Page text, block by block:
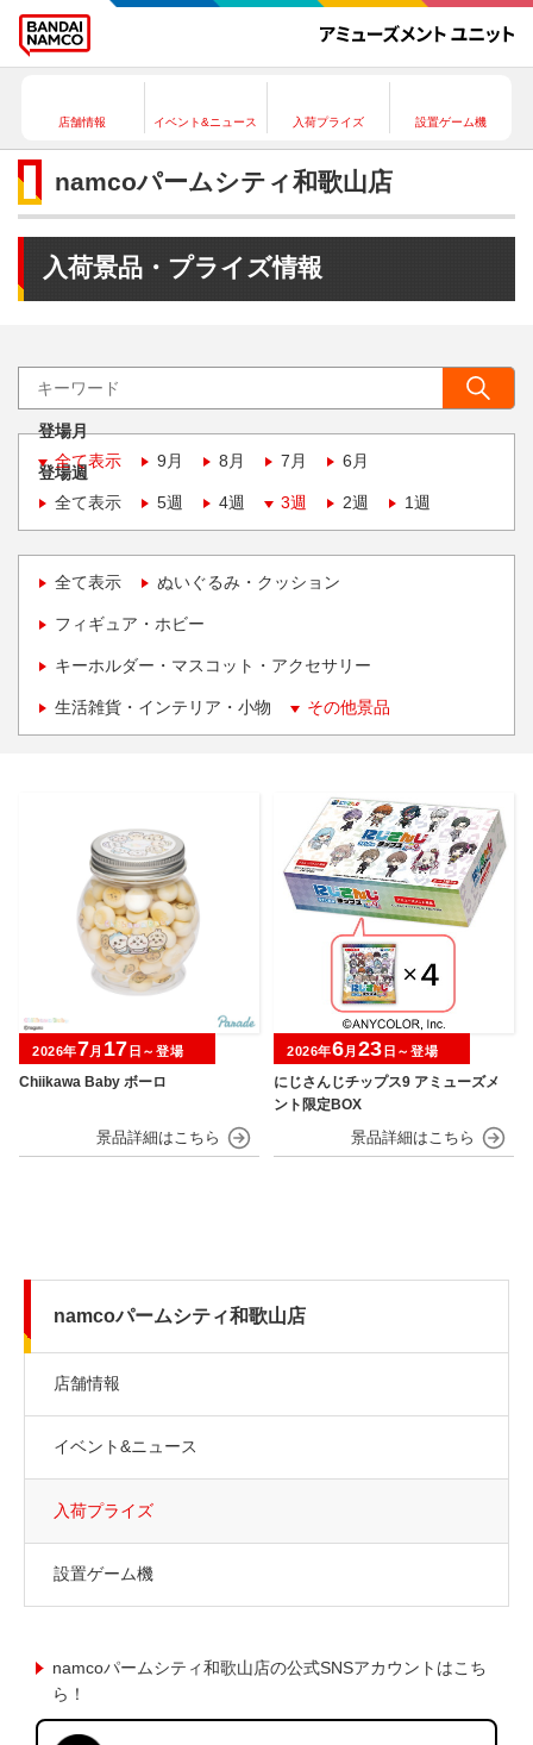
店舗情報 イベント&ニュース 入荷プライズ 設置ゲーム機
namcoパームシティ和歌山店
入荷景品・プライズ情報
登場月
全て表示
9月 8月 7月 6月
登場週
全て表示
5週 4週 3週 2週 1週
全て表示 ぬいぐるみ・クッション
フィギュア・ホビー
キーホルダー・マスコット・アクセサリー
生活雑貨・インテリア・小物 その他景品
Chiikawa Baby ボーロ
2026年7月 17 日～登場
にじさんじチップス9 アミューズメ
ント限定BOX
2026年6月 23 日～登場
namcoパームシティ和歌山店
店舗情報
イベント&ニュース
入荷プライズ
設置ゲーム機
namcoパームシティ和歌山店の公式SNSアカウントはこち
ら！